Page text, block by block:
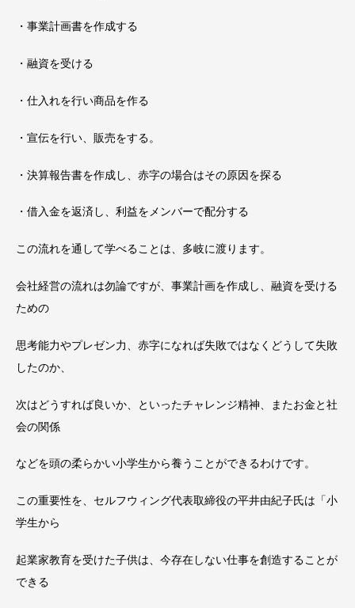
・事業計画書を作成する
・融資を受ける
・仕入れを行い商品を作る
・宣伝を行い、販売をする。
・決算報告書を作成し、赤字の場合はその原因を探る
・借入金を返済し、利益をメンバーで配分する
この流れを通して学べることは、多岐に渡ります。
会社経営の流れは勿論ですが、事業計画を作成し、融資を受ける
ための
思考能力やプレゼン力、赤字になれば失敗ではなくどうして失敗
したのか、
次はどうすれば良いか、といったチャレンジ精神、またお金と社
会の関係
などを頭の柔らかい小学生から養うことができるわけです。
この重要性を、セルフウィング代表取締役の平井由紀子氏は「小
学生から
起業家教育を受けた子供は、今存在しない仕事を創造することが
できる